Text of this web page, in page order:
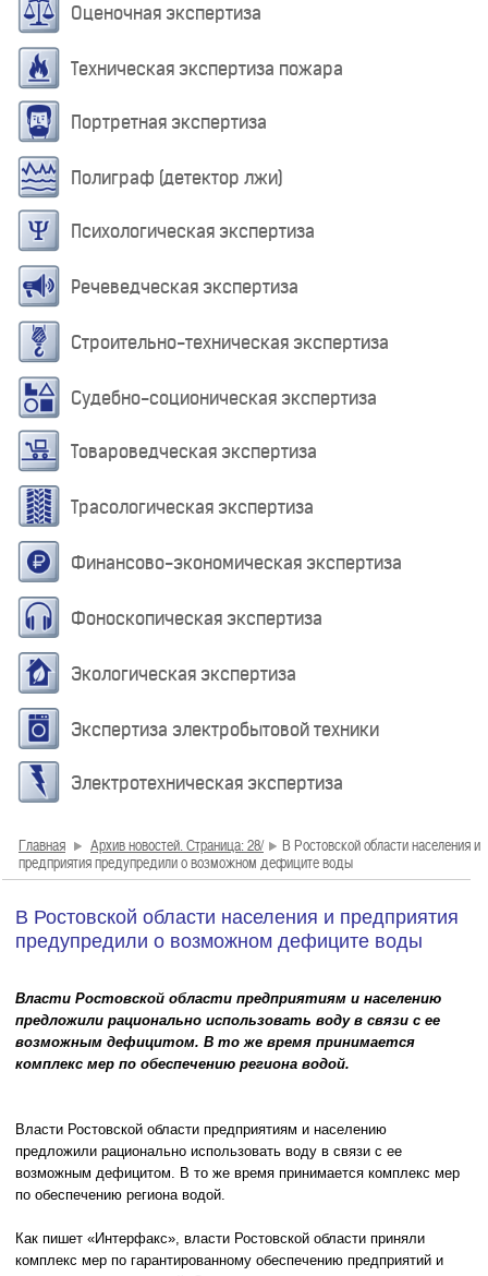
Оценочная экспертиза
Техническая экспертиза пожара
Портретная экспертиза
Полиграф (детектор лжи)
Психологическая экспертиза
Речеведческая экспертиза
Строительно-техническая экспертиза
Судебно-соционическая экспертиза
Товароведческая экспертиза
Трасологическая экспертиза
Финансово-экономическая экспертиза
Фоноскопическая экспертиза
Экологическая экспертиза
Экспертиза электробытовой техники
Электротехническая экспертиза
Главная Архив новостей. Страница: 28/
В Ростовской области населения и
предприятия предупредили о возможном дефиците воды
В Ростовской области населения и предприятия
предупредили о возможном дефиците воды
Власти Ростовской области предприятиям и населению
предложили рационально использовать воду в связи с ее
возможным дефицитом. В то же время принимается
комплекс мер по обеспечению региона водой.
Власти Ростовской области предприятиям и населению
предложили рационально использовать воду в связи с ее
возможным дефицитом. В то же время принимается комплекс мер
по обеспечению региона водой.
Как пишет «Интерфакс», власти Ростовской области приняли
комплекс мер по гарантированному обеспечению предприятий и